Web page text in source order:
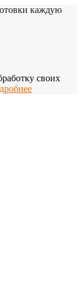
каждую
своих